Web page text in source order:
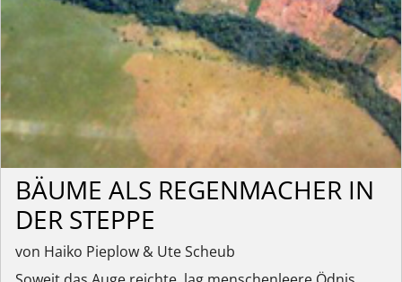
BÄUME ALS REGENMACHER IN
DER STEPPE
von Haiko Pieplow & Ute Scheub